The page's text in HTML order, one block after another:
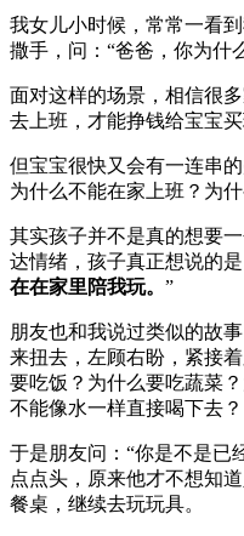
我女儿小时候，常常一看
撒手，问：“爸爸，你为什
面对这样的场景，相信很
去上班，才能挣钱给宝宝
但宝宝很快又会有一连串
为什么不能在家上班？为
其实孩子并不是真的想要
达情绪，孩子真正想说的
在在家里陪我玩。 ”
朋友也和我说过类似的故
来扭去，左顾右盼，紧接
要吃饭？为什么要吃蔬菜
不能像水一样直接喝下去？
于是朋友问：“你是不是已
点点头，原来他才不想知
餐桌，继续去玩玩具。